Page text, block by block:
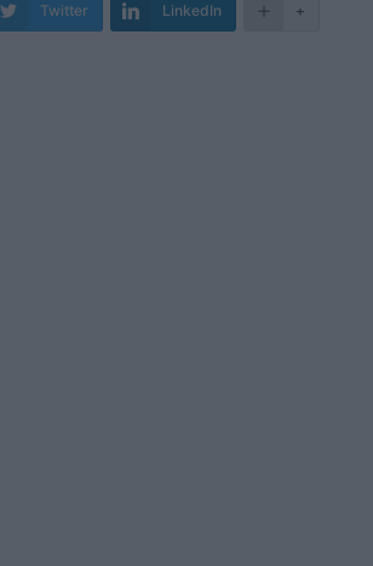
Twitter LinkedIn +